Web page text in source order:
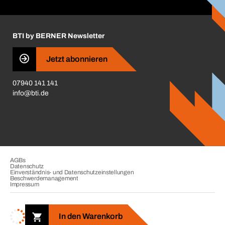
In den Warenkorb
Insektenschutzplaner
Haftungsausschluss
Qualitätsmanagement
Zertifikate
CVV-Liste
BTI by BERNER Newsletter
Jetzt abonnieren
07940 141 141
info@bti.de
Copyright © 2026. BTI Befestigungstechnik GmbH & Co. KG. Alle
Rechte vorbehalten. Verkauf nur an Unternehmer, Gewerbetreibende,
AGBs
Datenschutz
Einverständnis- und Datenschutzeinstellungen
Beschwerdemanagement
Impressum